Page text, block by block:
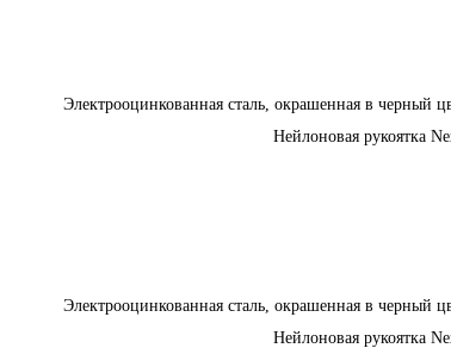
Электрооцинкованная сталь, окрашенная в черный
Нейлоновая рукоятка
Электрооцинкованная сталь, окрашенная в черный
Нейлоновая рукоятка